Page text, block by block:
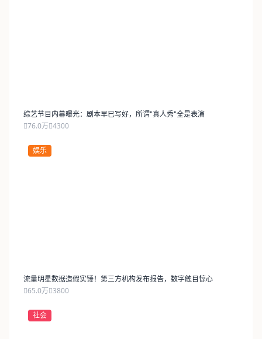
综艺节目内幕曝光：剧本早已写好，所谓"真人秀"全是表演
76.0万 4300
娱乐
流量明星数据造假实锤！第三方机构发布报告，数字触目惊心
65.0万 3800
社会